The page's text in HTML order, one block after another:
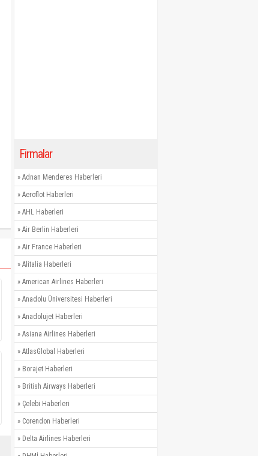
Firmalar
» Adnan Menderes Haberleri
» Aeroflot Haberleri
» AHL Haberleri
» Air Berlin Haberleri
» Air France Haberleri
» Alitalia Haberleri
» American Airlines Haberleri
» Anadolu Üniversitesi Haberleri
» Anadolujet Haberleri
» Asiana Airlines Haberleri
» AtlasGlobal Haberleri
» Borajet Haberleri
» British Airways Haberleri
» Çelebi Haberleri
» Corendon Haberleri
» Delta Airlines Haberleri